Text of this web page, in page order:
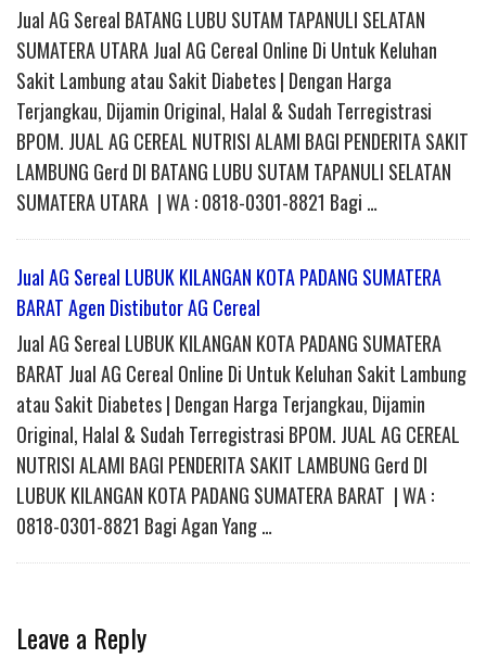
Jual AG Sereal BATANG LUBU SUTAM TAPANULI SELATAN
SUMATERA UTARA Jual AG Cereal Online Di Untuk Keluhan
Sakit Lambung atau Sakit Diabetes | Dengan Harga
Terjangkau, Dijamin Original, Halal & Sudah Terregistrasi
BPOM. JUAL AG CEREAL NUTRISI ALAMI BAGI PENDERITA SAKIT
LAMBUNG Gerd DI BATANG LUBU SUTAM TAPANULI SELATAN
SUMATERA UTARA | WA : 0818-0301-8821 Bagi …
Jual AG Sereal LUBUK KILANGAN KOTA PADANG SUMATERA
BARAT Agen Distibutor AG Cereal
Jual AG Sereal LUBUK KILANGAN KOTA PADANG SUMATERA
BARAT Jual AG Cereal Online Di Untuk Keluhan Sakit Lambung
atau Sakit Diabetes | Dengan Harga Terjangkau, Dijamin
Original, Halal & Sudah Terregistrasi BPOM. JUAL AG CEREAL
NUTRISI ALAMI BAGI PENDERITA SAKIT LAMBUNG Gerd DI
LUBUK KILANGAN KOTA PADANG SUMATERA BARAT | WA :
0818-0301-8821 Bagi Agan Yang …
Leave a Reply